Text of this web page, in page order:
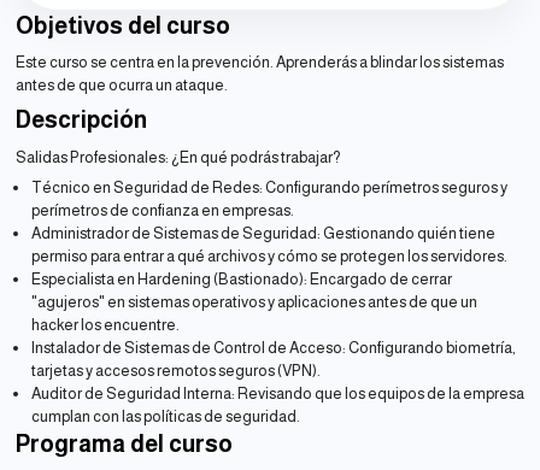
Objetivos del curso
Este curso se centra en la prevención. Aprenderás a blindar los sistemas
antes de que ocurra un ataque.
Descripción
Salidas Profesionales: ¿En qué podrás trabajar?
Técnico en Seguridad de Redes: Configurando perímetros seguros y
perímetros de confianza en empresas.
Administrador de Sistemas de Seguridad: Gestionando quién tiene
permiso para entrar a qué archivos y cómo se protegen los servidores.
Especialista en Hardening (Bastionado): Encargado de cerrar
"agujeros" en sistemas operativos y aplicaciones antes de que un
hacker los encuentre.
Instalador de Sistemas de Control de Acceso: Configurando biometría,
tarjetas y accesos remotos seguros (VPN).
Auditor de Seguridad Interna: Revisando que los equipos de la empresa
cumplan con las políticas de seguridad.
Programa del curso